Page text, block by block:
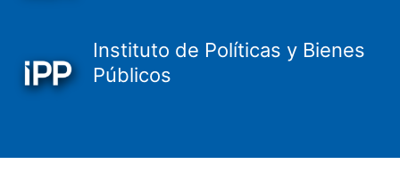
Instituto de Políticas y Bienes
Públicos